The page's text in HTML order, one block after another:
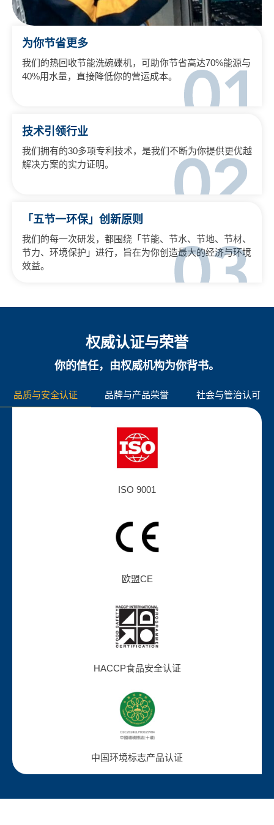
为你节省更多
我们的热回收节能洗碗碟机，可助你节省高达70%能源与
40%用水量，直接降低你的营运成本。
技术引领行业
我们拥有的30多项专利技术，是我们不断为你提供更优越
解决方案的实力证明。
「五节一环保」创新原则
我们的每一次研发，都围绕「节能、节水、节地、节材、
节力、环境保护」进行，旨在为你创造最大的经济与环境
效益。
权威认证与荣誉
你的信任，由权威机构为你背书。
品质与安全认证 品牌与产品荣誉 社会与管治认可
ISO 9001
欧盟CE
HACCP食品安全认证
中国环境标志产品认证